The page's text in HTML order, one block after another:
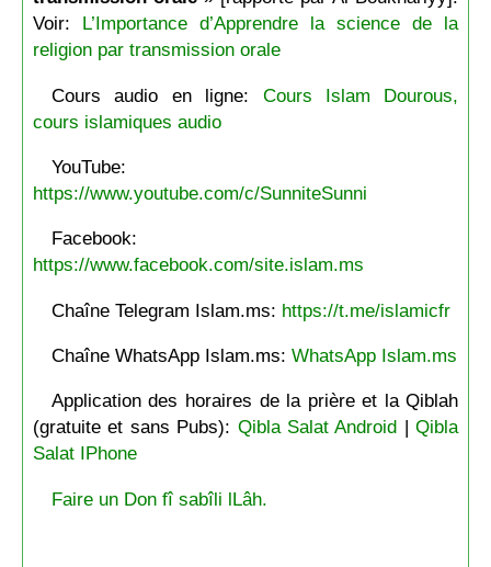
Voir: L’Importance d’Apprendre la science de la
religion par transmission orale
Cours audio en ligne: Cours Islam Dourous,
cours islamiques audio
YouTube:
https://www.youtube.com/c/SunniteSunni
Facebook:
https://www.facebook.com/site.islam.ms
Chaîne Telegram Islam.ms: https://t.me/islamicfr
Chaîne WhatsApp Islam.ms: WhatsApp Islam.ms
Application des horaires de la prière et la Qiblah
(gratuite et sans Pubs): Qibla Salat Android |Qibla
Salat IPhone
Faire un Don fî sabîli lLâh.